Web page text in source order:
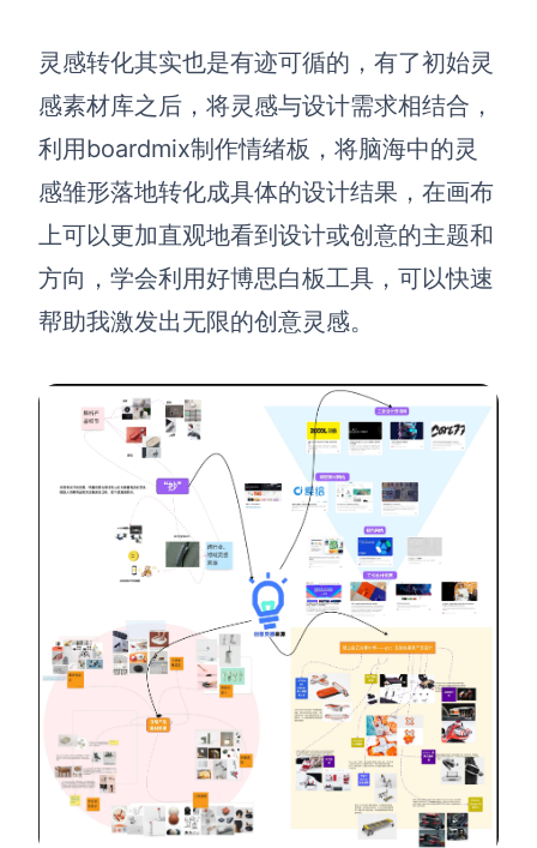
灵感转化其实也是有迹可循的，有了初始灵
感素材库之后， 将灵感与设计需求相结合，
利用boardmix制作情绪板，将脑海中的灵
感雏形落地转化成具体的设计结果，在画布
上可以更加直观地看到设计或创意的主题和
方向，学会利用好博思白板工具，可以快速
帮助我激发出无限的创意灵感。